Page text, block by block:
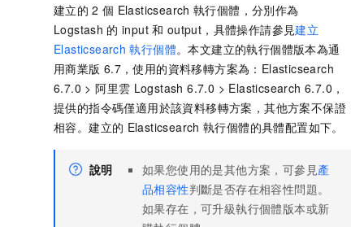
建立的 2 個 Elasticsearch 執行個體，分別作為
Logstash 的 input 和 output，具體操作請參見建立
Elasticsearch 執行個體。本文建立的執行個體版本為通
用商業版 6.7，使用的資料移轉方案為：Elasticsearch
6.7.0 > 阿里雲 Logstash 6.7.0 > Elasticsearch 6.7.0，
提供的指令碼僅適用於該資料移轉方案，其他方案不保證
相容。建立的 Elasticsearch 執行個體的具體配置如下。
說明 如果您使用的是其他方案，可參見 產
品相容性判斷是否存在相容性問題。
如果存在，可升級執行個體版本或新